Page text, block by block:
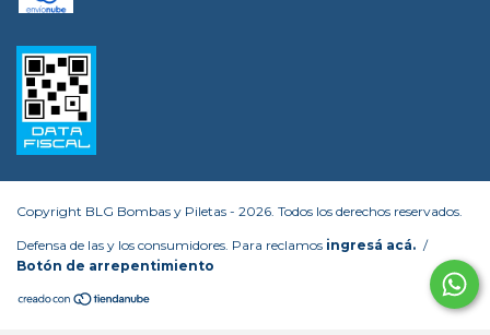
Copyright BLG Bombas y Piletas - 2026. Todos los derechos reservados.
Defensa de las y los consumidores. Para reclamos ingresá acá. /
Botón de arrepentimiento